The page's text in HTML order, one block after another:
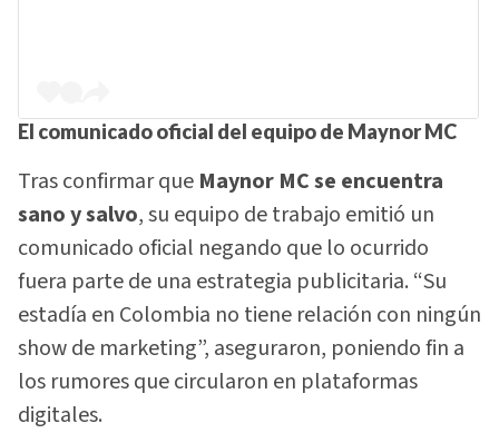
El comunicado oficial del equipo de Maynor MC
Tras confirmar que Maynor MC se encuentra
sano y salvo, su equipo de trabajo emitió un
comunicado oficial negando que lo ocurrido
fuera parte de una estrategia publicitaria. “Su
estadía en Colombia no tiene relación con ningún
show de marketing”, aseguraron, poniendo fin a
los rumores que circularon en plataformas
digitales.